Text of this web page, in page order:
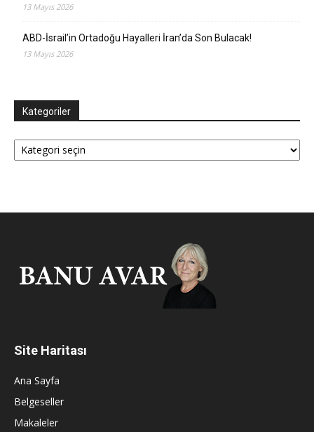
13 Mayıs 2026
ABD-İsrail’in Ortadoğu Hayalleri İran’da Son Bulacak!
13 Mayıs 2026
Kategoriler
Kategoriler
Site Haritası
Ana Sayfa
Belgeseller
Makaleler